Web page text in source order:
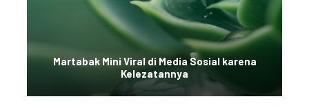
Martabak Mini Viral di Media Sosial karena
Kelezatannya